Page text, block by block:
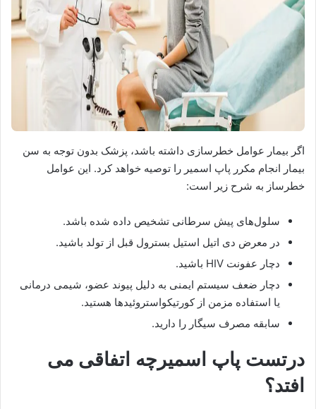
اگر بیمار عوامل خطرسازی داشته باشد، پزشک بدون توجه به سن
بیمار انجام مکرر پاپ اسمیر را توصیه خواهد کرد. این عوامل
خطرساز به شرح زیر است:
سلول‌های پیش سرطانی تشخیص داده شده باشد.
در معرض دی اتیل استیل بسترول قبل از تولد باشید.
دچار عفونت HIV باشید.
دچار ضعف سیستم ایمنی به دلیل پیوند عضو، شیمی درمانی
یا استفاده مزمن از کورتیکواستروئیدها هستید.
سابقه مصرف سیگار را دارید.
درتست پاپ اسمیرچه اتفاقی می
افتد؟